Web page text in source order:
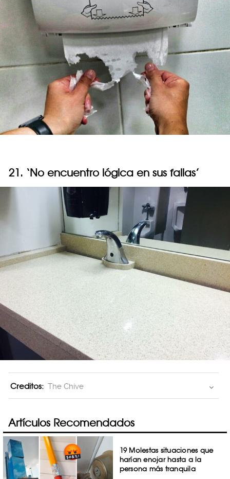
21. ‘No encuentro lógica en sus fallas’
Creditos: The Chive
Artículos Recomendados
19 Molestas situaciones que
harían enojar hasta a la
persona más tranquila